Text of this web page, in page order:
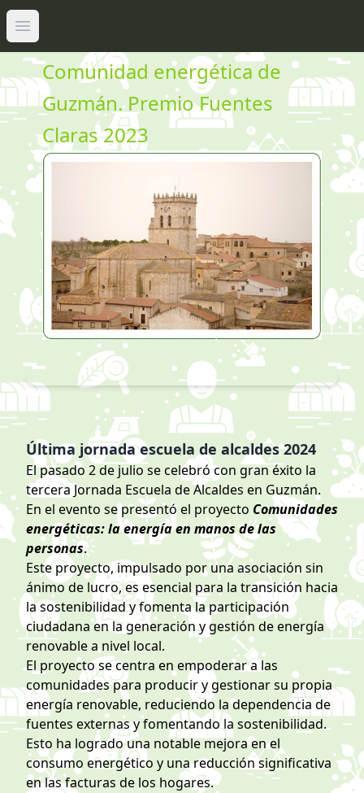
Abrir menú principal
Comunidad energética de
Guzmán. Premio Fuentes
Claras 2023
Última jornada escuela de alcaldes 2024
El pasado 2 de julio se celebró con gran éxito la
tercera Jornada Escuela de Alcaldes en Guzmán.
En el evento se presentó el proyecto Comunidades
energéticas: la energía en manos de las
personas.
Este proyecto, impulsado por una asociación sin
ánimo de lucro, es esencial para la transición hacia
la sostenibilidad y fomenta la participación
ciudadana en la generación y gestión de energía
renovable a nivel local.
El proyecto se centra en empoderar a las
comunidades para producir y gestionar su propia
energía renovable, reduciendo la dependencia de
fuentes externas y fomentando la sostenibilidad.
Esto ha logrado una notable mejora en el
consumo energético y una reducción significativa
en las facturas de los hogares.